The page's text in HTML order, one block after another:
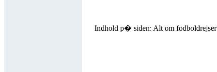
Indhold p� siden: Alt om fodboldrejser